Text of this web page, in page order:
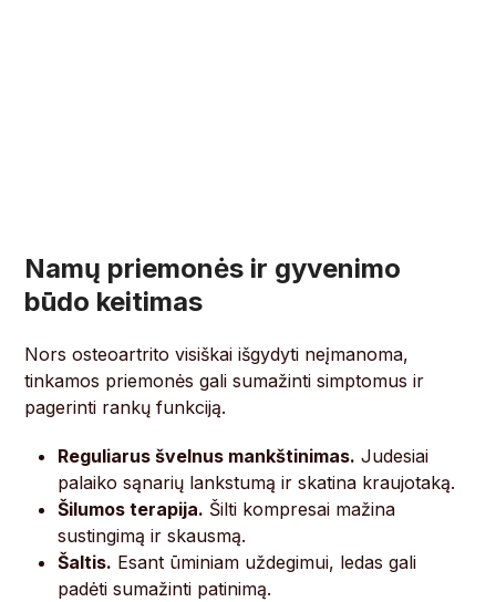
Namų priemonės ir gyvenimo
būdo keitimas
Nors osteoartrito visiškai išgydyti neįmanoma,
tinkamos priemonės gali sumažinti simptomus ir
pagerinti rankų funkciją.
Reguliarus švelnus mankštinimas. Judesiai
palaiko sąnarių lankstumą ir skatina kraujotaką.
Šilumos terapija. Šilti kompresai mažina
sustingimą ir skausmą.
Šaltis. Esant ūminiam uždegimui, ledas gali
padėti sumažinti patinimą.